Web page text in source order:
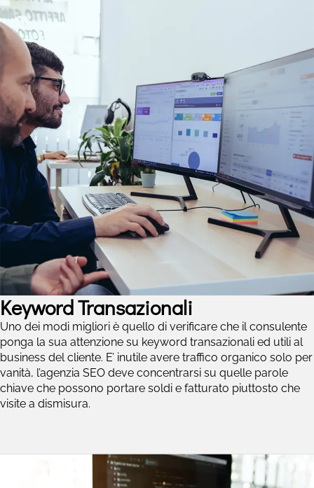
Keyword Transazionali
Uno dei modi migliori è quello di verificare che il consulente
ponga la sua attenzione su keyword transazionali ed utili al
business del cliente. E’ inutile avere traffico organico solo per
vanità, l’agenzia SEO deve concentrarsi su quelle parole
chiave che possono portare soldi e fatturato piuttosto che
visite a dismisura.